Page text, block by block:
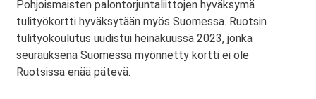
Pohjoismaisten palontorjuntaliittojen hyväksymä
tulityökortti hyväksytään myös Suomessa. Ruotsin
tulityökoulutus uudistui heinäkuussa 2023, jonka
seurauksena Suomessa myönnetty kortti ei ole
Ruotsissa enää pätevä.